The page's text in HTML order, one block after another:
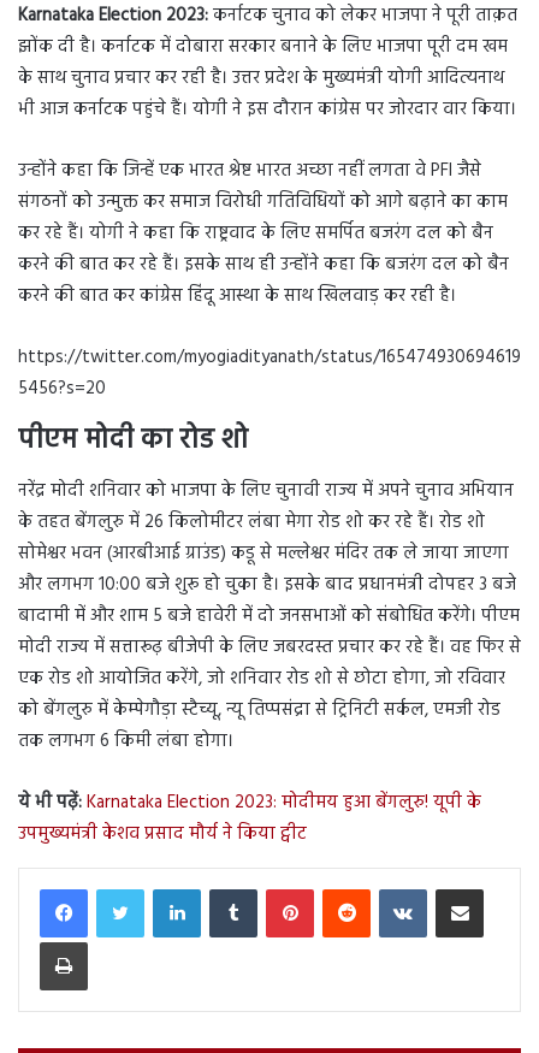
Karnataka Election 2023:कर्नाटक चुनाव को लेकर भाजपा ने पूरी ताक़त
झोंक दी है। कर्नाटक में दोबारा सरकार बनाने के लिए भाजपा पूरी दम खम
के साथ चुनाव प्रचार कर रही है। उत्तर प्रदेश के मुख्यमंत्री योगी आदित्यनाथ
भी आज कर्नाटक पहुंचे हैं। योगी ने इस दौरान कांग्रेस पर जोरदार वार किया।
उन्होंने कहा कि जिन्हें एक भारत श्रेष्ट भारत अच्छा नहीं लगता वे PFI जैसे
संगठनों को उन्मुक्त कर समाज विरोधी गतिविधियों को आगे बढ़ाने का काम
कर रहे हैं। योगी ने कहा कि राष्ट्रवाद के लिए समर्पित बजरंग दल को बैन
करने की बात कर रहे हैं। इसके साथ ही उन्होंने कहा कि बजरंग दल को बैन
करने की बात कर कांग्रेस हिंदू आस्था के साथ खिलवाड़ कर रही है।
https://twitter.com/myogiadityanath/status/165474930694619
5456?s=20
पीएम मोदी का रोड शो
नरेंद्र मोदी शनिवार को भाजपा के लिए चुनावी राज्य में अपने चुनाव अभियान
के तहत बेंगलुरु में 26 किलोमीटर लंबा मेगा रोड शो कर रहे हैं। रोड शो
सोमेश्वर भवन (आरबीआई ग्राउंड) कडू से मल्लेश्वर मंदिर तक ले जाया जाएगा
और लगभग 10:00 बजे शुरू हो चुका है। इसके बाद प्रधानमंत्री दोपहर 3 बजे
बादामी में और शाम 5 बजे हावेरी में दो जनसभाओं को संबोधित करेंगे। पीएम
मोदी राज्य में सत्तारूढ़ बीजेपी के लिए जबरदस्त प्रचार कर रहे हैं। वह फिर से
एक रोड शो आयोजित करेंगे, जो शनिवार रोड शो से छोटा होगा, जो रविवार
को बेंगलुरु में केम्पेगौड़ा स्टैच्यू, न्यू तिप्पसंद्रा से ट्रिनिटी सर्कल, एमजी रोड
तक लगभग 6 किमी लंबा होगा।
ये भी पढ़ें:Karnataka Election 2023: मोदीमय हुआ बेंगलुरु! यूपी के
उपमुख्यमंत्री केशव प्रसाद मौर्य ने किया ट्वीट
LinkedInTumblr PinterestReddit VKontakteShare via Email
Print